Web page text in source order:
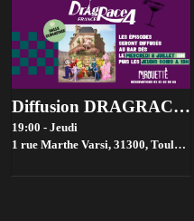
Diffusion DRAGRACE FRANCE 19h à Pirouette
19:00 - Jeudi
1 rue Marthe Varsi, 31300, Toulouse